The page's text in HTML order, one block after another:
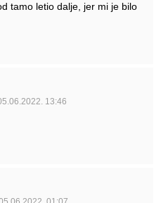
tamo letio dalje, jer mi je bilo
13:46